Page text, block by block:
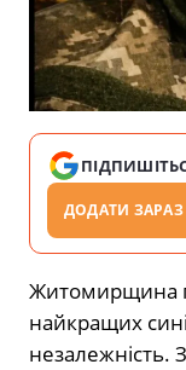
ДОДАТИ ЗАРАЗ
Житомирщина
найкращих
незалежність.